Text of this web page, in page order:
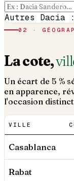
Autres Dacia :
02 ·
La cote,
Un écart de 5 %
en apparence,
l'occasion
VILLE
Casablanca
Rabat